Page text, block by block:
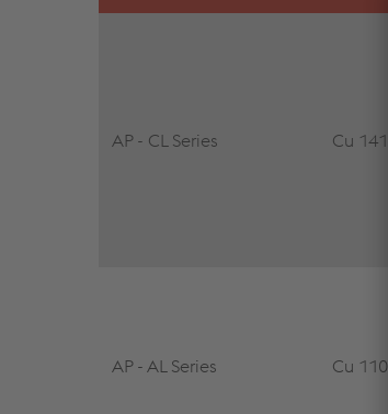
AP - CL Series Cu
AP - AL Series Cu 110